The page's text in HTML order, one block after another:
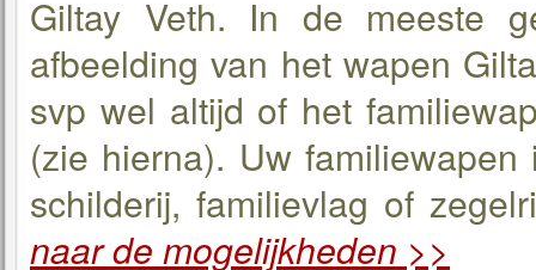
Giltay Veth. In de meeste
afbeelding van het wapen
svp wel altijd of het
(zie hierna). Uw
schilderij, familievlag of
naar de mogelijkheden >>